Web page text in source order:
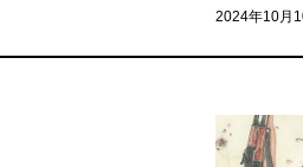
2024年10月